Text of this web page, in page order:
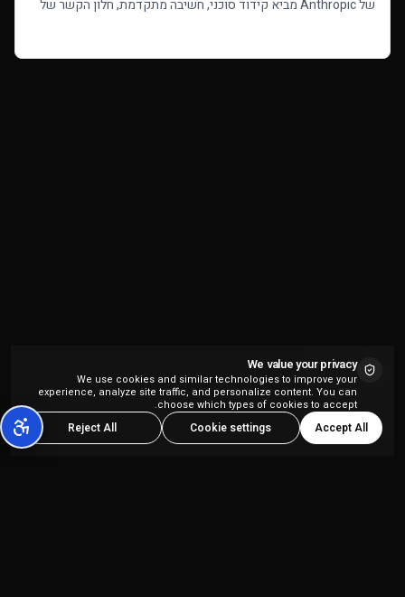
של Anthropic מביא קידוד סוכני, חשיבה מתקדמת, חלון הקשר של
We value your privacy
We use cookies and similar technologies to improve your
experience, analyze site traffic, and personalize content. You can
choose which types of cookies to accept.
Accept All
Cookie settings
Reject All